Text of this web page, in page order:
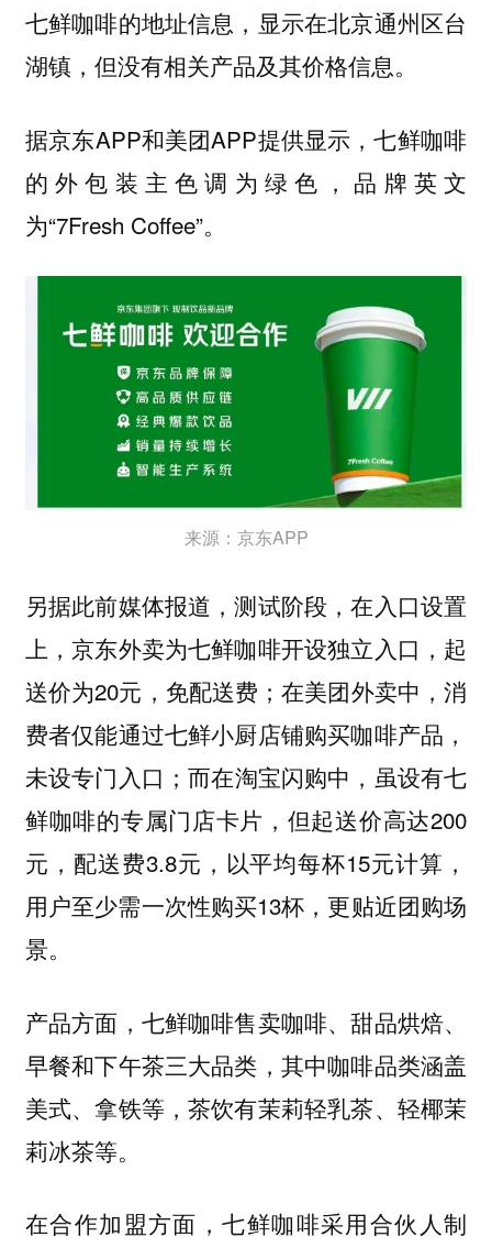
七鲜咖啡的地址信息，显示在北京通州区台
湖镇，但没有相关产品及其价格信息。
据京东APP和美团APP提供显示，七鲜咖啡
的外包装主色调为绿色，品牌英文
为“7Fresh Coffee”。
来源：京东APP
另据此前媒体报道，测试阶段，在入口设置
上，京东外卖为七鲜咖啡开设独立入口，起
送价为20元，免配送费；在美团外卖中，消
费者仅能通过七鲜小厨店铺购买咖啡产品，
未设专门入口；而在淘宝闪购中，虽设有七
鲜咖啡的专属门店卡片，但起送价高达200
元，配送费3.8元，以平均每杯15元计算，
用户至少需一次性购买13杯，更贴近团购场
景。
产品方面，七鲜咖啡售卖咖啡、甜品烘焙、
早餐和下午茶三大品类，其中咖啡品类涵盖
美式、拿铁等，茶饮有茉莉轻乳茶、轻椰茉
莉冰茶等。
在合作加盟方面，七鲜咖啡采用合伙人制